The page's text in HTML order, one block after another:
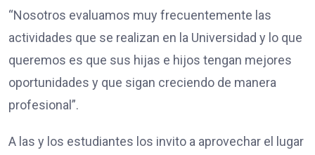
“Nosotros evaluamos muy frecuentemente las
actividades que se realizan en la Universidad y lo que
queremos es que sus hijas e hijos tengan mejores
oportunidades y que sigan creciendo de manera
profesional”.
A las y los estudiantes los invito a aprovechar el lugar